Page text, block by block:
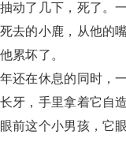
动了几下，死了。
死去的小鹿，从他的
累坏了。
在休息的同时，一
牙，手里拿着它自
前这个小男孩，它